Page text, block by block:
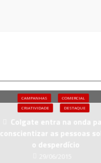
CAMPANHAS
COMERCIAL
CRIATIVIDADE
DESTAQUE
Colgate entra na onda
conscientizar as pessoas
o desperdício